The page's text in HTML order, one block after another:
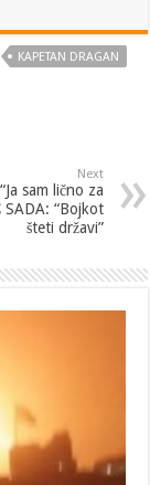
KAPETAN DRAGAN
Next
sam lično za
SADA: “Bojkot
šteti državi”